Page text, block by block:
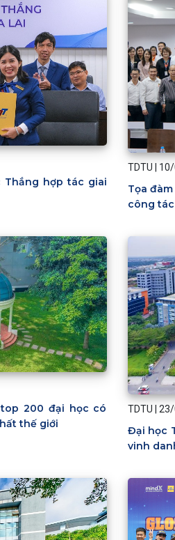
hợp tác giai
TDTU
Tọa
công
200 đại học có
thế giới
TDTU
Đại học
vinh